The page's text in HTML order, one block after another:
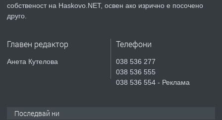
№4119 Едностаен обзаведен
собственост на Haskovo.NET, освен ако изрично е посочено
друго.
Главен редактор
Анета Кутелова
Телефони
038 536 277
038 536 555
038 536 554 - Реклама
Последвай ни